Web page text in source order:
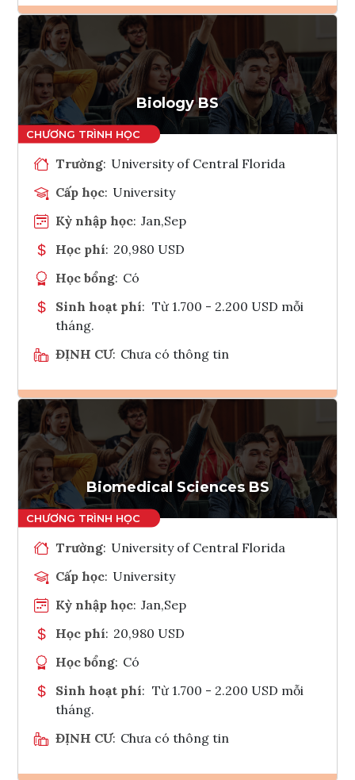
Ghi danh
Tham vấn Interlink
Biology BS
Trường: University of Central Florida
Cấp học: University
Kỳ nhập học: Jan,Sep
Học phí: 20,980 USD
Học bổng: Có
Sinh hoạt phí: Từ 1.700 - 2.200 USD mỗi
tháng.
ĐỊNH CƯ: Chưa có thông tin
Ghi danh
Tham vấn Interlink
Biomedical Sciences BS
Trường: University of Central Florida
Cấp học: University
Kỳ nhập học: Jan,Sep
Học phí: 20,980 USD
Học bổng: Có
Sinh hoạt phí: Từ 1.700 - 2.200 USD mỗi
tháng.
ĐỊNH CƯ: Chưa có thông tin